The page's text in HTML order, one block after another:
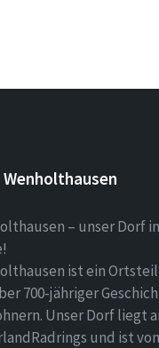
Wenholthausen
– unser Dorf
ist ein
700-jähriger
Unser Dorf liegt
und ist